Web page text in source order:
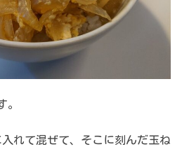
。
れて混ぜて、そこに刻んだ玉ね